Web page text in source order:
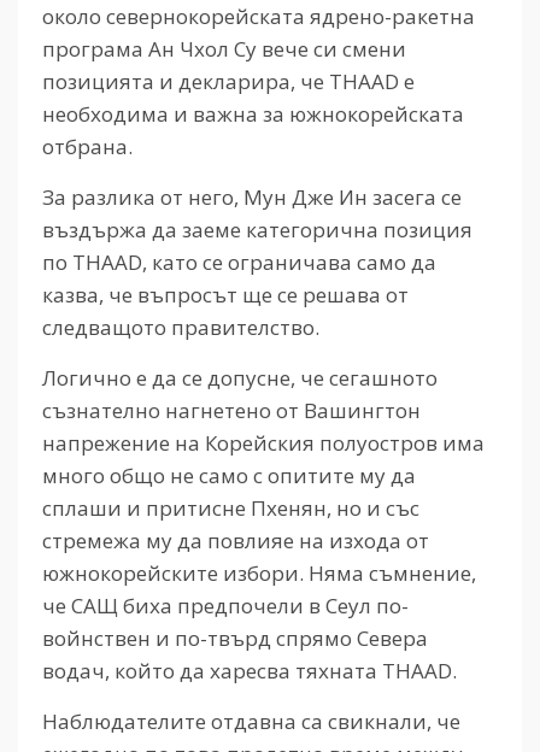
около севернокорейската ядрено-ракетна
програма Ан Чхол Су вече си смени
позицията и декларира, че THAAD е
необходима и важна за южнокорейската
отбрана.
За разлика от него, Мун Дже Ин засега се
въздържа да заеме категорична позиция
по THAAD, като се ограничава само да
казва, че въпросът ще се решава от
следващото правителство.
Логично е да се допусне, че сегашното
съзнателно нагнетено от Вашингтон
напрежение на Корейския полуостров има
много общо не само с опитите му да
сплаши и притисне Пхенян, но и със
стремежа му да повлияе на изхода от
южнокорейските избори. Няма съмнение,
че САЩ биха предпочели в Сеул по-
войнствен и по-твърд спрямо Севера
водач, който да харесва тяхната THAAD.
Наблюдателите отдавна са свикнали, че